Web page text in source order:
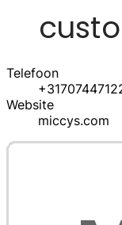
Telefoon
Website
miccys.com